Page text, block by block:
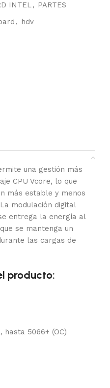
INTEL, PARTES
, hdv
una gestión más
CPU Vcore, lo que
más estable y menos
modulación digital
entrega la energía al
se mantenga un
las cargas de
producto:
hasta 5066+ (OC)